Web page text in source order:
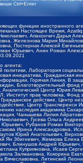
Ctrl+Enter
функции иностранного
Настоящее Время,
Апахончич Дарья
Железнова Мария
Постернак Алексей
Юрьевич, Анин Роман
агента:
политики, Лаборатория
инициатива, Гражданская
Горячая Линия, В
Благотворительный
Центр Юрия
прав человека, Фонд
действие,
Центр
наследия академика
Чанышева Лилия
Гусева Ольга
Рубанов Роман
Ирина Александровна,
Юрий Анатольевич,
Ян Збигневич, Жемкова
Блинушов Андрей
Куприяновна, Исаев
Залмановна, Кокорина
Литинский